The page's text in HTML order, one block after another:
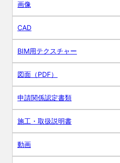
画像
CAD
BIM用テクスチャー
図面（PDF）
申請関係認定書類
施工・取扱説明書
動画